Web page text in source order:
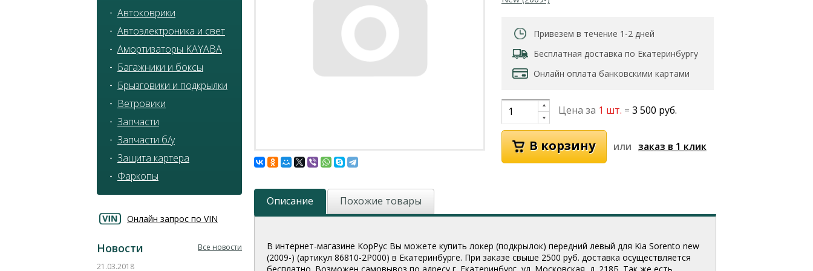
Автоковрики
Автоэлектроника и свет
Амортизаторы KAYABA
Багажники и боксы
Брызговики и подкрылки
Ветровики
Запчасти
Запчасти б/у
Защита картера
Фаркопы
Онлайн запрос по VIN
Новости
Все новости
21.03.2018
Привезем в течение 1-2 дней
Бесплатная доставка по Екатеринбургу
Онлайн оплата банковскими картами
Цена за 1 шт. = 3 500 руб.
или
Описание Похожие товары
В интернет-магазине КорРус Вы можете купить локер (подкрылок) передний левый для Kia Sorento new
(2009-) (артикул 86810-2P000) в Екатеринбурге. При заказе свыше 2500 руб. доставка осуществляется
бесплатно. Возможен самовывоз по адресу г. Екатеринбург, ул. Московская, д. 218Б. Так же есть